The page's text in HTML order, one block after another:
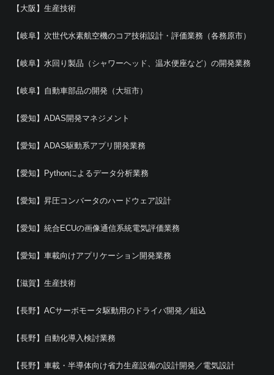
【大阪】生産技術
【岐阜】次世代水素航空機のコア技術設計・評価業務（各務原市）
【岐阜】水回り製品（シャワーヘッド、温水便座など）の開発業務
【岐阜】自動車部品の開発（大垣市）
【愛知】ADAS開発マネジメント
【愛知】ADAS駆動系アプリ開発業務
【愛知】Pythonによるデータ分析業務
【愛知】昇圧コンバータのハードウェア設計
【愛知】統合ECUの画像通信系統電気評価業務
【愛知】車載向けアプリケーション開発業務
【滋賀】生産技術
【長野】ACサーボモータ駆動用のドライバ開発／組込
【長野】自動化導入検討業務
【長野】車載・半導体向け省力生産設備の設計開発／電気設計